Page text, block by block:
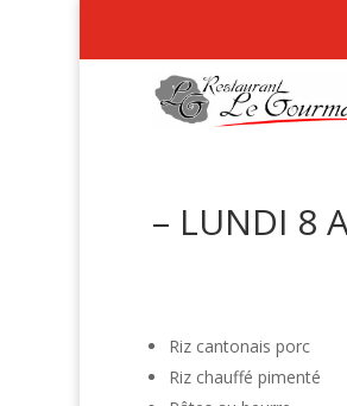
– LUNDI 8
Riz cantonais porc
Riz chauffé pimenté